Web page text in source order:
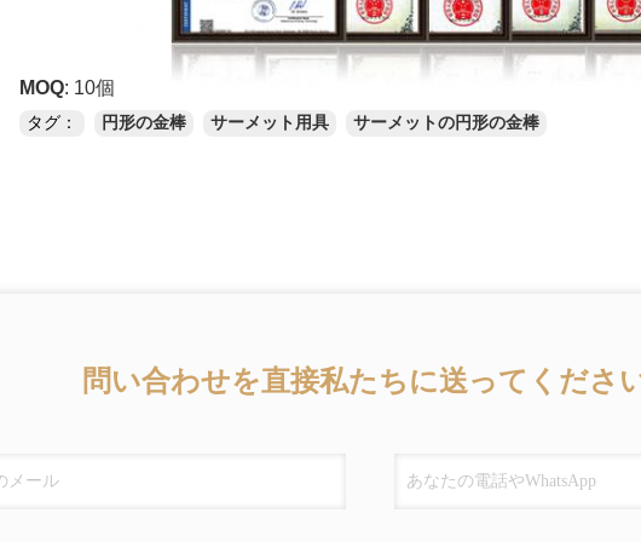
MOQ: 10個
タグ： 円形の金棒 サーメット用具 サーメットの円形の金棒
問い合わせを直接私たちに送ってくださ